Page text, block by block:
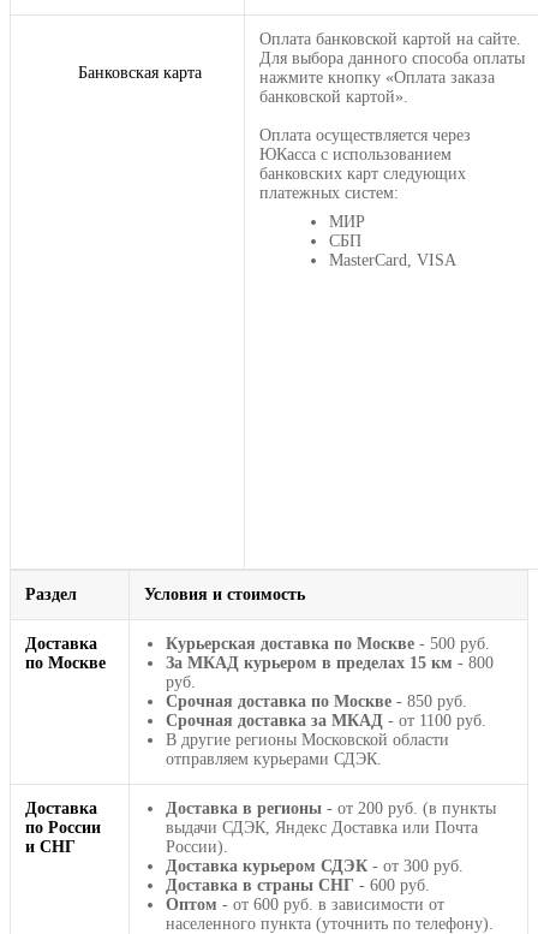
Банковская карта
Оплата банковской картой на сайте.
Для выбора данного способа оплаты
нажмите кнопку «Оплата заказа
банковской картой».
Оплата осуществляется через
ЮКасса с использованием
банковских карт следующих
платежных систем:
МИР
СБП
MasterCard, VISA
Раздел Условия и стоимость
Доставка
по Москве
Курьерская доставка по Москве - 500 руб.
За МКАД курьером в пределах 15 км - 800
руб.
Срочная доставка по Москве - 850 руб.
Срочная доставка за МКАД - от 1100 руб.
В другие регионы Московской области
отправляем курьерами СДЭК.
Доставка
по России
и СНГ
Доставка в регионы - от 200 руб. (в пункты
выдачи СДЭК, Яндекс Доставка или Почта
России).
Доставка курьером СДЭК - от 300 руб.
Доставка в страны СНГ - 600 руб.
Оптом - от 600 руб. в зависимости от
населенного пункта (уточнить по телефону).